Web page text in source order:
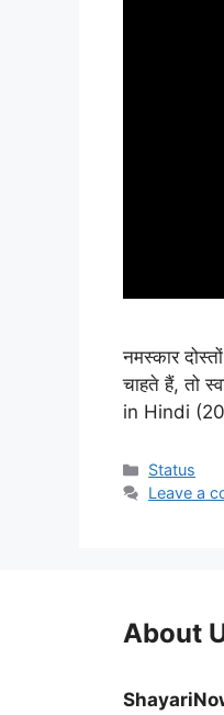
नमस्कार
चाहते हैं, तो
in Hindi
Categories
Status
Leave a
About